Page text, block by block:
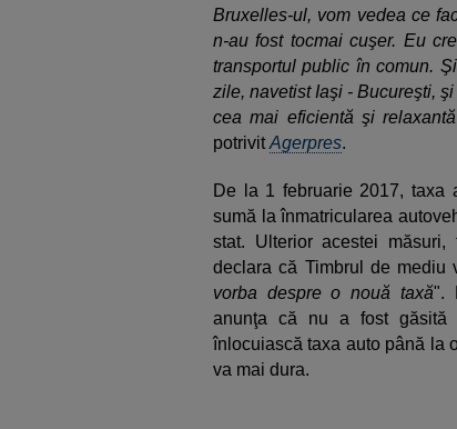
Bruxelles-ul, vom vedea ce
n-au fost tocmai cuşer. Eu
transportul public în comun.
zile, navetist Iaşi - Bucureşti,
cea mai eficientă şi
potrivitAgerpres.
De la 1 februarie 2017, taxa
sumă la înmatricularea
stat. Ulterior acestei măsuri,
declara că Timbrul de mediu
vorba despre o nouă taxă".
anunţa că nu a fost găsită
înlocuiască taxa auto până la
va mai dura.